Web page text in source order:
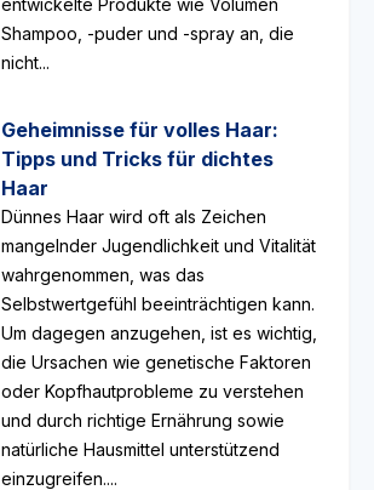
entwickelte Produkte wie Volumen
Shampoo, -puder und -spray an, die
nicht...
Geheimnisse für volles Haar:
Tipps und Tricks für dichtes
Haar
Dünnes Haar wird oft als Zeichen
mangelnder Jugendlichkeit und Vitalität
wahrgenommen, was das
Selbstwertgefühl beeinträchtigen kann.
Um dagegen anzugehen, ist es wichtig,
die Ursachen wie genetische Faktoren
oder Kopfhautprobleme zu verstehen
und durch richtige Ernährung sowie
natürliche Hausmittel unterstützend
einzugreifen....